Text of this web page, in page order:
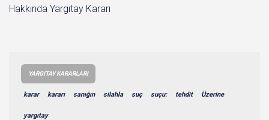
Hakkında Yargıtay Kararı
YARGITAY KARARLARI
karar kararı sanığın silahla suç suçu: tehdit Üzerine
yargıtay